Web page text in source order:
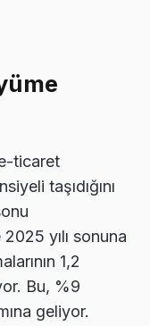
ticaret
taşıdığını
yılı sonuna
1,2
Bu, %9
geliyor.